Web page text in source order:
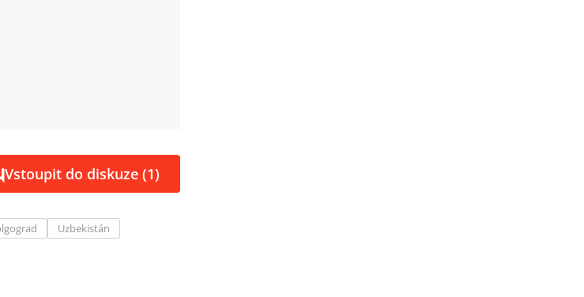
Vstoupit do diskuze (1)
Uzbekistán